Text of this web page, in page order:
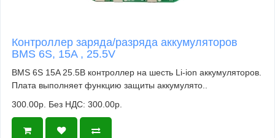
Контроллер заряда/разряда аккумуляторов
BMS 6S, 15A , 25.5V
BMS 6S 15A 25.5В контроллер на шесть Li-ion аккумуляторов.
Плата выполняет функцию защиты аккумулято..
300.00р. Без НДС: 300.00р.